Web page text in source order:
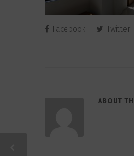
Facebook Twitter
ABOUT